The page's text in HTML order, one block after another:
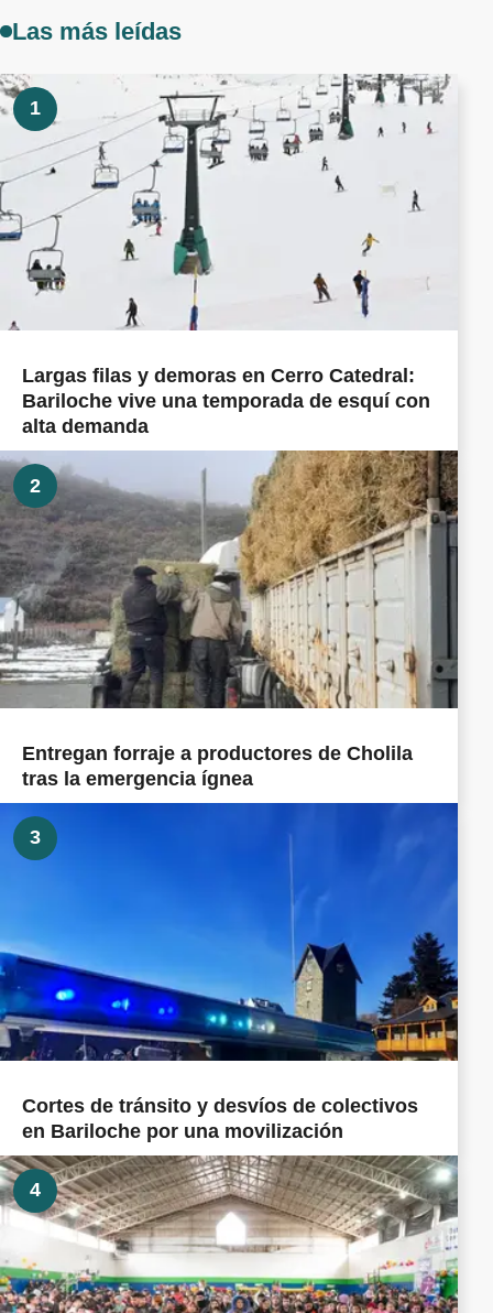
Las más leídas
1
Largas filas y demoras en Cerro Catedral:
Bariloche vive una temporada de esquí con
alta demanda
2
Entregan forraje a productores de Cholila
tras la emergencia ígnea
3
Cortes de tránsito y desvíos de colectivos
en Bariloche por una movilización
4